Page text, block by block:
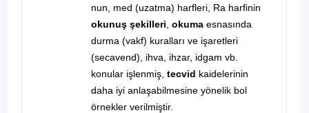
nun, med (uzatma) harfleri, Ra harfinin
okunuş şekilleri okuma esnasında
durma (vakf) kuralları ve işaretleri
(secavend), ihva, ihzar, idgam vb.
konular işlenmiş, tecvid kaidelerinin
daha iyi anlaşabilmesine yönelik bol
örnekler verilmiştir.